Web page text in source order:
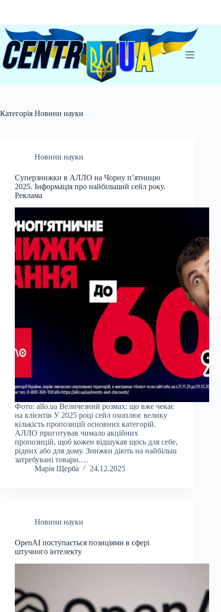
Категорія Новини науки
Новини науки
Суперзнижки в АЛЛО на Чорну п’ятницю
2025. Інформація про найбільший сейл року.
Реклама
Фото: allo.ua Величезний розмах: що вже чекає
на клієнтів У 2025 році сейл охоплює велику
кількість пропозицій основних категорій.
АЛЛО приготував чимало акційних
пропозицій, щоб кожен відшукав щось для себе,
рідних або для дому. Знижки діють на найбільш
затребувані товари.…
Марія Щерба
24.12.2025
Новини науки
OpenAI поступається позиціями в сфері
штучного інтелекту